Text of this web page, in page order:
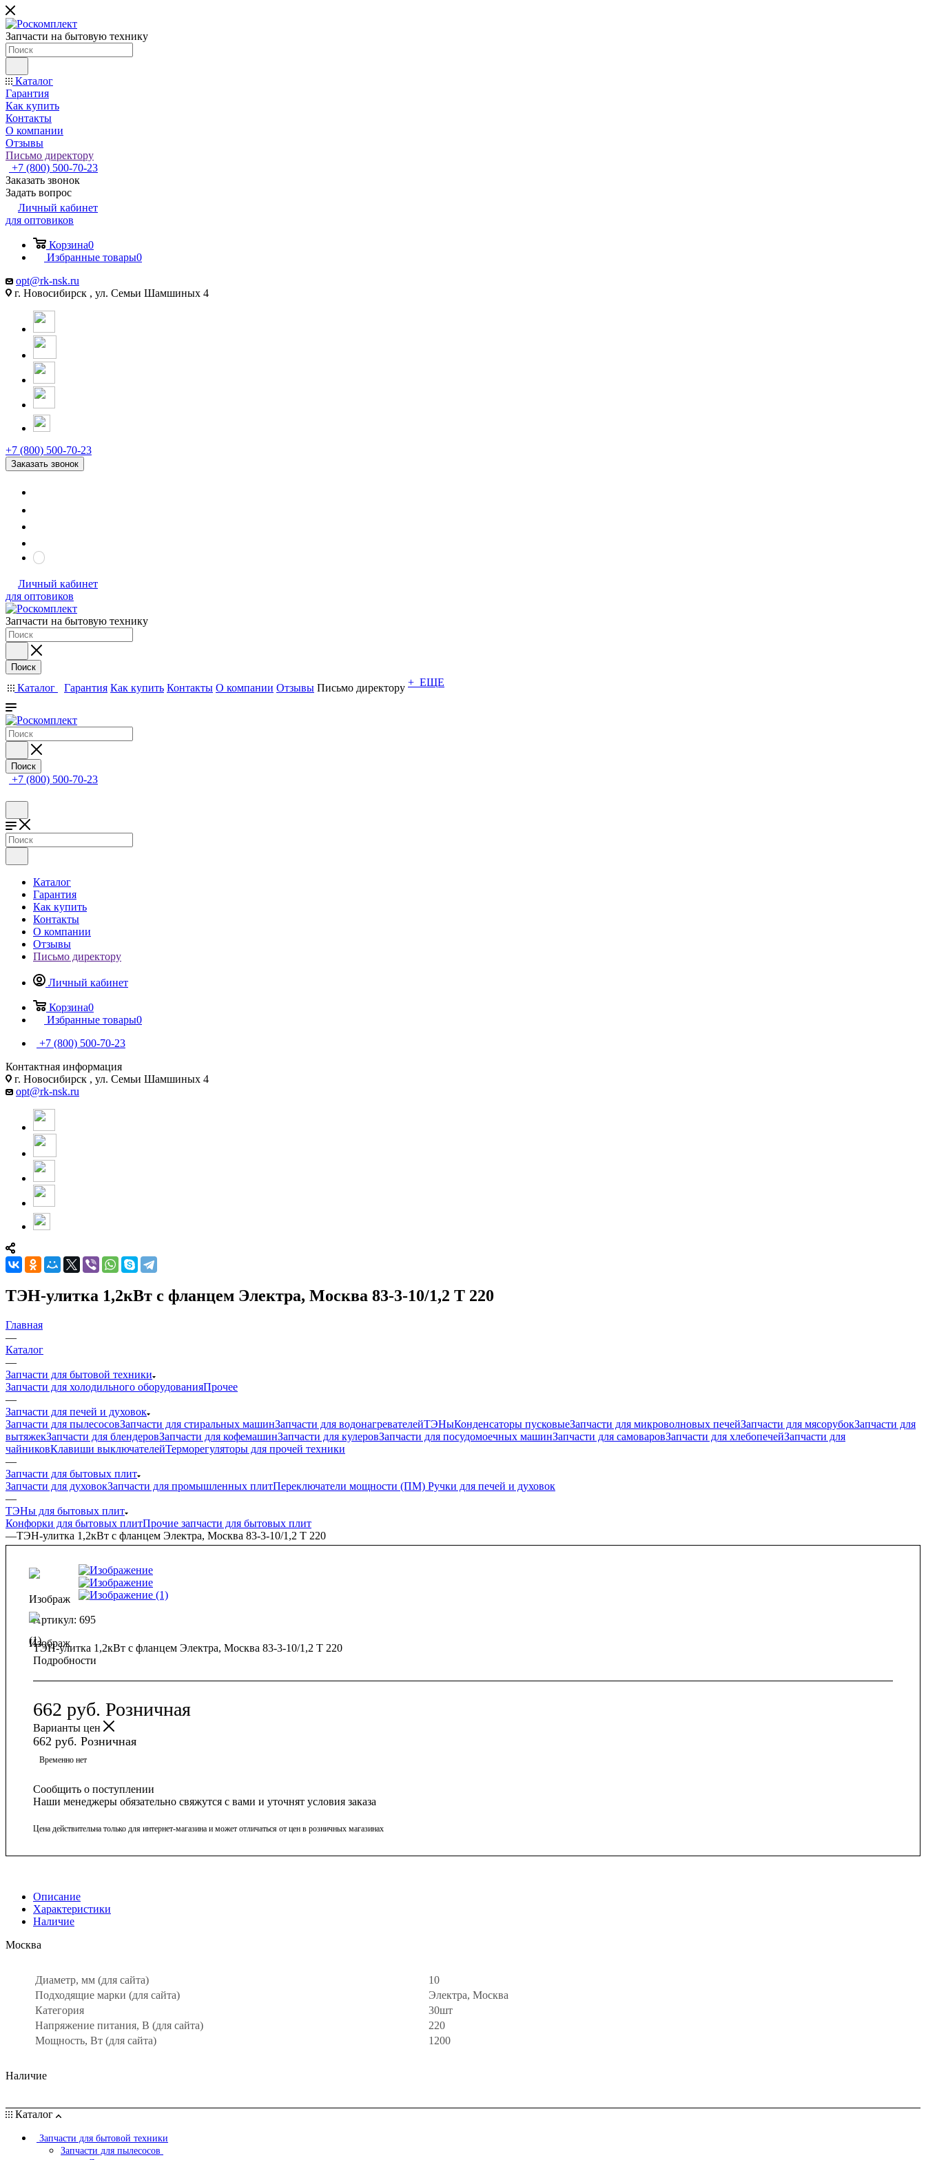
Запчасти на бытовую технику
Каталог
Гарантия
Как купить
Контакты
О компании
Отзывы
Письмо директору
+7 (800) 500-70-23
Заказать звонок
Задать вопрос
Личный кабинет
для оптовиков
Корзина0
Избранные товары0
opt@rk-nsk.ru
г. Новосибирск , ул. Семьи Шамшиных 4
+7 (800) 500-70-23
Заказать звонок
Личный кабинет
для оптовиков
Запчасти на бытовую технику
Поиск
Каталог Гарантия Как купить Контакты О компании Отзывы Письмо директору + ЕЩЕ
Поиск
+7 (800) 500-70-23
Каталог
Гарантия
Как купить
Контакты
О компании
Отзывы
Письмо директору
Личный кабинет
Корзина0
Избранные товары0
+7 (800) 500-70-23
Контактная информация
г. Новосибирск , ул. Семьи Шамшиных 4
opt@rk-nsk.ru
ТЭН-улитка 1,2кВт с фланцем Электра, Москва 83-3-10/1,2 Т 220
Главная
—
Каталог
—
Запчасти для бытовой техники
Запчасти для холодильного оборудованияПрочее
—
Запчасти для печей и духовок
Запчасти для пылесосовЗапчасти для стиральных машинЗапчасти для водонагревателейТЭНыКонденсаторы пусковыеЗапчасти для микроволновых печейЗапчасти для мясорубокЗапчасти для
вытяжекЗапчасти для блендеровЗапчасти для кофемашинЗапчасти для кулеровЗапчасти для посудомоечных машинЗапчасти для самоваровЗапчасти для хлебопечейЗапчасти для
чайниковКлавиши выключателейТерморегуляторы для прочей техники
—
Запчасти для бытовых плит
Запчасти для духовокЗапчасти для промышленных плитПереключатели мощности (ПМ) Ручки для печей и духовок
—
ТЭНы для бытовых плит
Конфорки для бытовых плитПрочие запчасти для бытовых плит
—ТЭН-улитка 1,2кВт с фланцем Электра, Москва 83-3-10/1,2 Т 220
Артикул: 695
ТЭН-улитка 1,2кВт с фланцем Электра, Москва 83-3-10/1,2 Т 220
Подробности
662 руб. Розничная
Варианты цен
662 руб. Розничная
Временно нет
Сообщить о поступлении
Наши менеджеры обязательно свяжутся с вами и уточнят условия заказа
Цена действительна только для интернет-магазина и может отличаться от цен в розничных магазинах
Описание
Характеристики
Наличие
Москва
Диаметр, мм (для сайта)
10
Подходящие марки (для сайта)
Электра, Москва
Категория
30шт
Напряжение питания, В (для сайта)
220
Мощность, Вт (для сайта)
1200
Наличие
Каталог
Запчасти для бытовой техники
Запчасти для пылесосов